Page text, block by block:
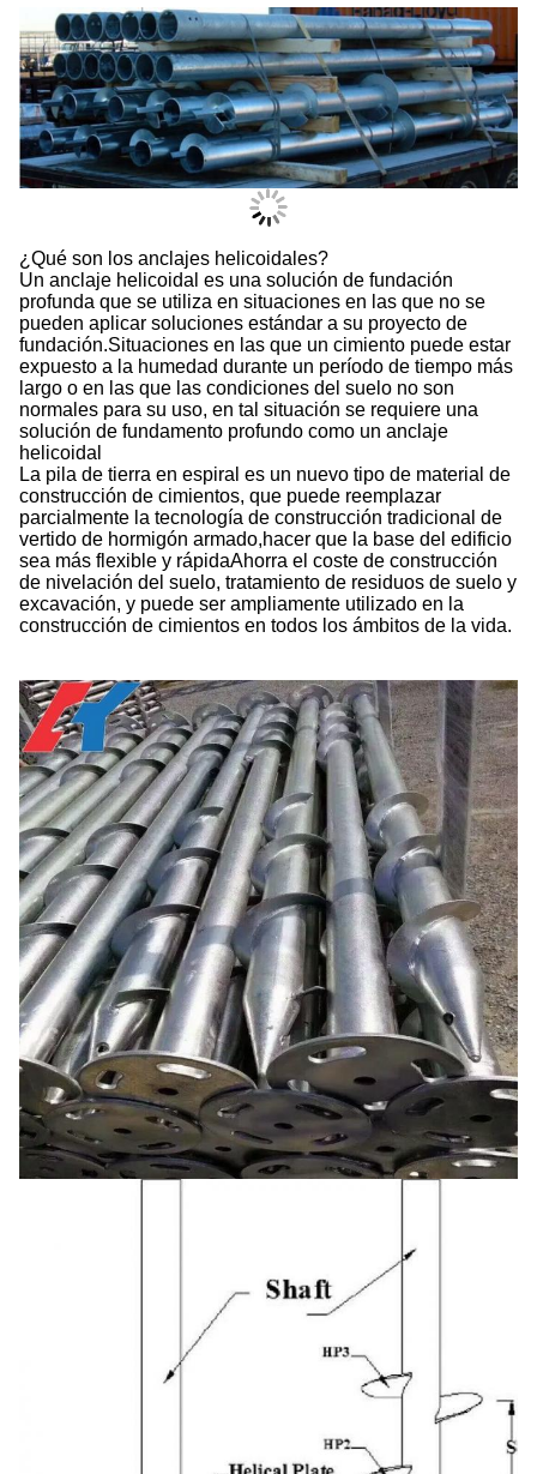
¿Qué son los anclajes helicoidales?
Un anclaje helicoidal es una solución de fundación
profunda que se utiliza en situaciones en las que no se
pueden aplicar soluciones estándar a su proyecto de
fundación.Situaciones en las que un cimiento puede estar
expuesto a la humedad durante un período de tiempo más
largo o en las que las condiciones del suelo no son
normales para su uso, en tal situación se requiere una
solución de fundamento profundo como un anclaje
helicoidal
La pila de tierra en espiral es un nuevo tipo de material de
construcción de cimientos, que puede reemplazar
parcialmente la tecnología de construcción tradicional de
vertido de hormigón armado,hacer que la base del edificio
sea más flexible y rápidaAhorra el coste de construcción
de nivelación del suelo, tratamiento de residuos de suelo y
excavación, y puede ser ampliamente utilizado en la
construcción de cimientos en todos los ámbitos de la vida.